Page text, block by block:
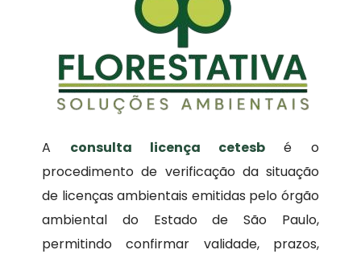
A consulta licença cetesb é o
procedimento de verificação da situação
de licenças ambientais emitidas pelo órgão
ambiental do Estado de São Paulo,
permitindo confirmar validade, prazos,